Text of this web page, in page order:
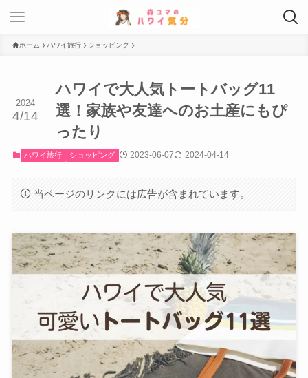
ホーム ハワイ旅行 ショッピング
ハワイで大人気トートバッグ11
選！家族や友達へのお土産にもぴ
ったり
2024
4/14
ハワイ旅行 ショッピング 2023-06-07 2024-04-14
当ページのリンクには広告が含まれています。